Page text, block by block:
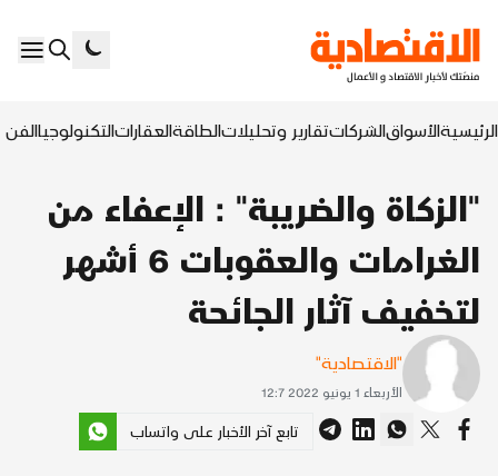
الرئيسيةالأسواقالشركاتتقارير وتحليلاتالطاقةالعقاراتالتكنولوجياالفن
"الزكاة والضريبة" : الإعفاء من
الغرامات والعقوبات 6 أشهر
لتخفيف آثار الجائحة
"الاقتصادية"
الأربعاء 1 يونيو 2022 12:7
تابع آخر الأخبار على واتساب